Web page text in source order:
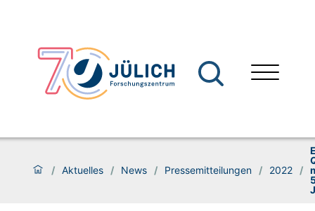
/ Aktuelles / News / Pressemitteilungen / 2022 /